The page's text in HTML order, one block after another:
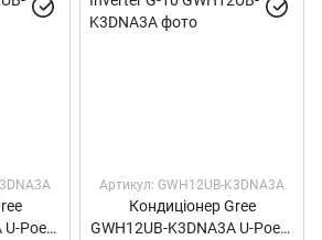
Poem
Артикул: GWH12UB-K3DNA3A
Кондиціонер Gree
GWH12UB-K3DNA3A U-Poem